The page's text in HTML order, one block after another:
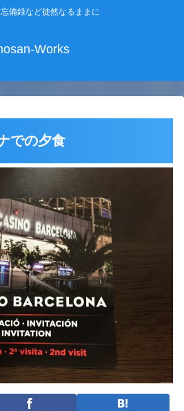
備録など徒然なるままに
Works
での夕食